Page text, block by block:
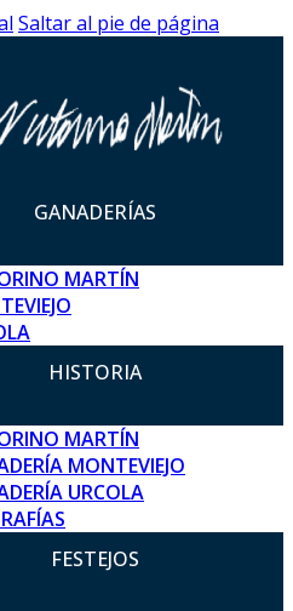
Saltar al pie de página
GANADERÍAS
MARTÍN
HISTORIA
MARTÍN
MONTEVIEJO
URCOLA
FESTEJOS